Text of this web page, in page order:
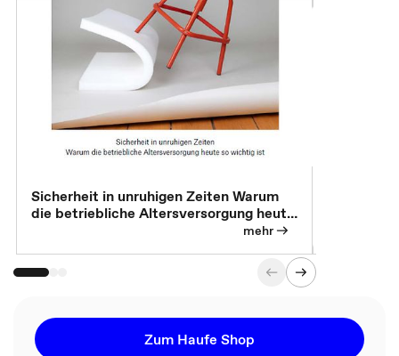
Sicherheit in unruhigen Zeiten Warum
die betriebliche Altersversorgung heute
mehr
Zum Haufe Shop